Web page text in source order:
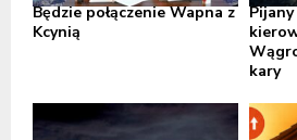
Będzie połączenie Wapna z
Kcynią
kary